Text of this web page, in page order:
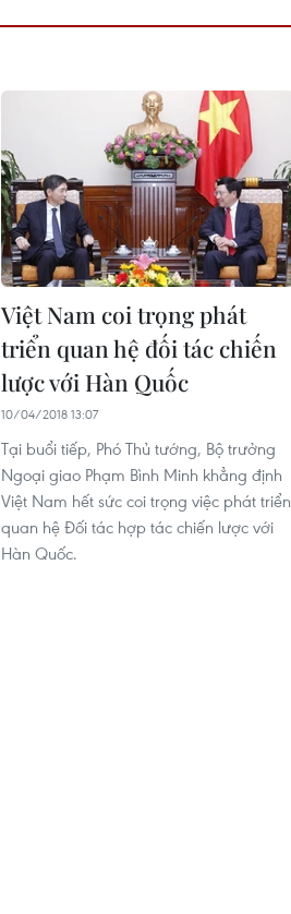
Việt Nam coi trọng phát
triển quan hệ đối tác chiến
lược với Hàn Quốc
10/04/2018 13:07
Tại buổi tiếp, Phó Thủ tướng, Bộ trưởng
Ngoại giao Phạm Bình Minh khẳng định
Việt Nam hết sức coi trọng việc phát triển
quan hệ Đối tác hợp tác chiến lược với
Hàn Quốc.